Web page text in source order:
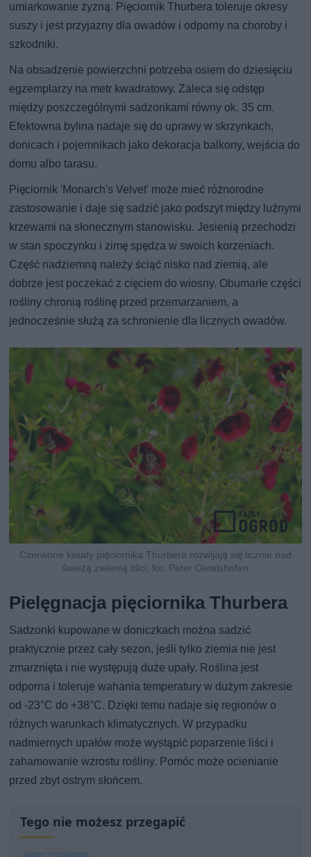
umiarkowanie żyzną. Pięciornik Thurbera toleruje okresy
suszy i jest przyjazny dla owadów i odporny na choroby i
szkodniki.
Na obsadzenie powierzchni potrzeba osiem do dziesięciu
egzemplarzy na metr kwadratowy. Zaleca się odstęp
między poszczególnymi sadzonkami równy ok. 35 cm.
Efektowna bylina nadaje się do uprawy w skrzynkach,
donicach i pojemnikach jako dekoracja balkony, wejścia do
domu albo tarasu.
Pięciornik 'Monarch's Velvet' może mieć różnorodne
zastosowanie i daje się sadzić jako podszyt między luźnymi
krzewami na słonecznym stanowisku. Jesienią przechodzi
w stan spoczynku i zimę spędza w swoich korzeniach.
Część nadziemną należy ściąć nisko nad ziemią, ale
dobrze jest poczekać z cięciem do wiosny. Obumarłe części
rośliny chronią roślinę przed przemarzaniem, a
jednocześnie służą za schronienie dla licznych owadów.
Czerwone kwiaty pięciornika Thurbera rozwijają się licznie nad
świeżą zielenią liści, fot. Peter Oetelshofen
Pielęgnacja pięciornika Thurbera
Sadzonki kupowane w doniczkach można sadzić
praktycznie przez cały sezon, jeśli tylko ziemia nie jest
zmarznięta i nie występują duże upały. Roślina jest
odporna i toleruje wahania temperatury w dużym zakresie
od -23°C do +38°C. Dzięki temu nadaje się regionów o
różnych warunkach klimatycznych. W przypadku
nadmiernych upałów może wystąpić poparzenie liści i
zahamowanie wzrostu rośliny. Pomóc może ocienianie
przed zbyt ostrym słońcem.
Tego nie możesz przegapić